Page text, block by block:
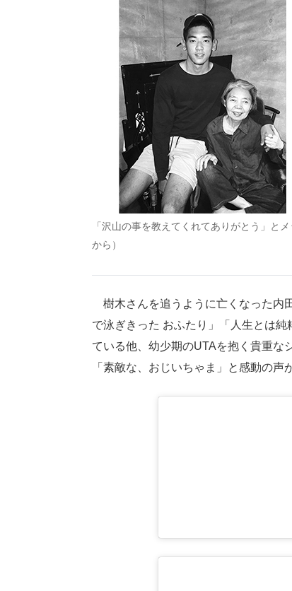
「沢山の事を教えてくれてありがとう」と
から）
樹木さんを追うように亡くなった内
で泳ぎきった おふたり」「人生とは
ている他、幼少期のUTAを抱く貴重な
「素敵な、おじいちゃま」と感動の声